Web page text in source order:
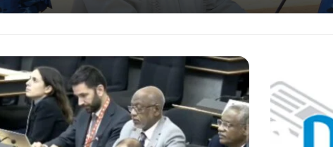
في وداع السفير هاني